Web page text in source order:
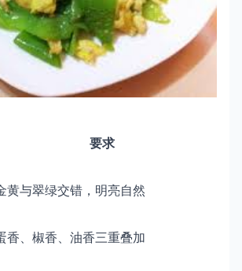
要求
黄与翠绿交错，明亮自然
香、椒香、油香三重叠加